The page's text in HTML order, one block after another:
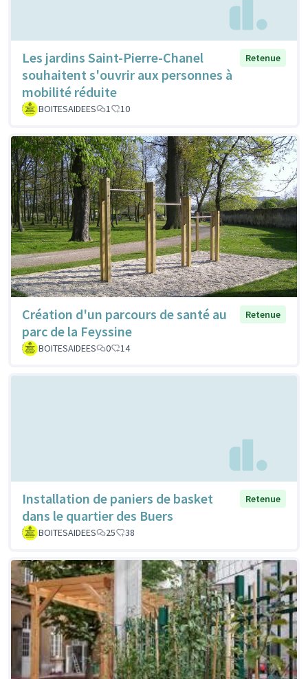
Les jardins Saint-Pierre-Chanel
souhaitent s'ouvrir aux personnes à
mobilité réduite
Retenue
BOITESAIDEES 1 10
Création d'un parcours de santé au
parc de la Feyssine
Retenue
BOITESAIDEES 0 14
Installation de paniers de basket
dans le quartier des Buers
Retenue
BOITESAIDEES 25 38